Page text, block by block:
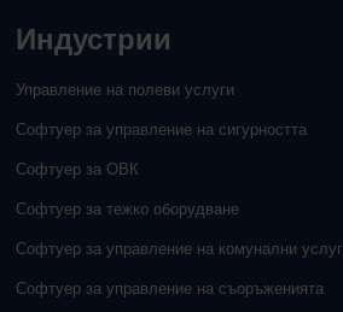
Индустрии
Управление на полеви услуги
Софтуер за управление на сигурността
Софтуер за ОВК
Софтуер за тежко оборудване
Софтуер за управление на комунални
Софтуер за управление на съоръженията